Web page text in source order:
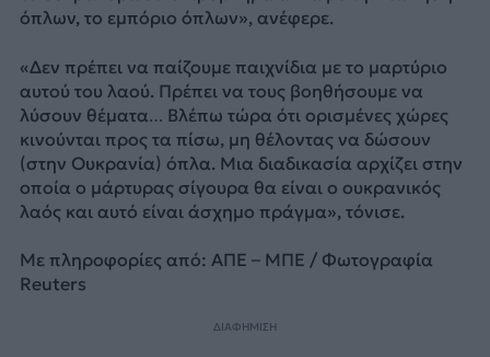
όπλων, το εμπόριο όπλων», ανέφερε.
«Δεν πρέπει να παίζουμε παιχνίδια με το μαρτύριο
αυτού του λαού. Πρέπει να τους βοηθήσουμε να
λύσουν θέματα… Βλέπω τώρα ότι ορισμένες χώρες
κινούνται προς τα πίσω, μη θέλοντας να δώσουν
(στην Ουκρανία) όπλα. Μια διαδικασία αρχίζει στην
οποία ο μάρτυρας σίγουρα θα είναι ο ουκρανικός
λαός και αυτό είναι άσχημο πράγμα», τόνισε.
Με πληροφορίες από: ΑΠΕ – ΜΠΕ / Φωτογραφία
Reuters
ΔΙΑΦΗΜΙΣΗ